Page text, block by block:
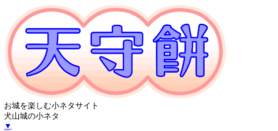
お城を楽しむ小ネタサイト
犬山城の小ネタ
▼